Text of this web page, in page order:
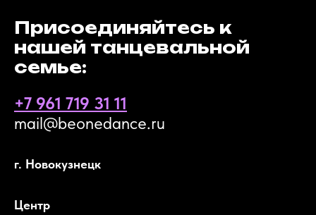
Присоединяйтесь к
нашей танцевальной
семье:
+7 961 719 31 11
mail@beonedance.ru
г. Новокузнецк
Центр